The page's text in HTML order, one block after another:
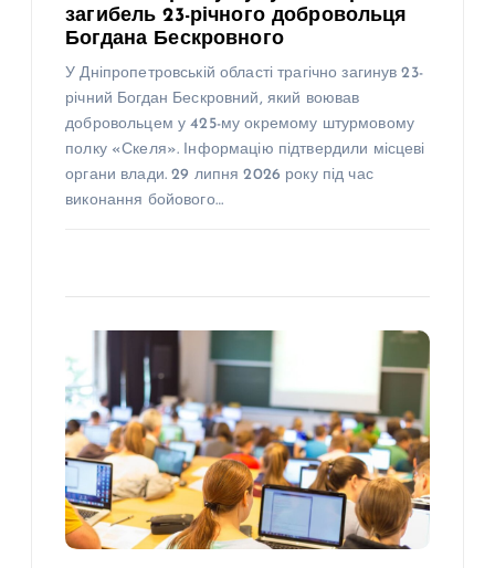
загибель 23-річного добровольця
Богдана Бескровного
У Дніпропетровській області трагічно загинув 23-
річний Богдан Бескровний, який воював
добровольцем у 425-му окремому штурмовому
полку «Скеля». Інформацію підтвердили місцеві
органи влади. 29 липня 2026 року під час
виконання бойового…